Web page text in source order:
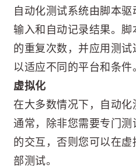
自动化测试系统由脚本
输入和自动记录结果。
的重复次数，并应用测
以适应不同的平台和条件
虚拟化
在大多数情况下，自动化
通常，除非您需要专门
的交互，否则您可以在
部测试。